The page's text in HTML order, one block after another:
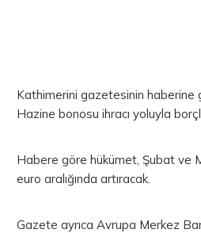
Kathimerini gazetesinin haberine
Hazine bonosu ihracı yoluyla
Habere göre hükümet, Şubat ve
euro aralığında artıracak.
Gazete ayrıca Avrupa Merkez